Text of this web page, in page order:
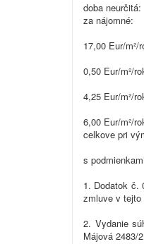
doba neurčitá:
za nájomné:
17,00 Eur/
0,50 Eur/m²/
4,25 Eur/m²/
6,00 Eur/m²/
celkove pri
s
1. Dodatok č.
zmluve v tejto
2. Vydanie
Májová 2483/